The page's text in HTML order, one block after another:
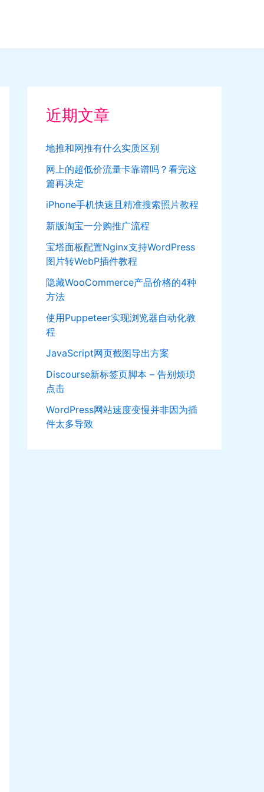
近期文章
地推和网推有什么实质区别
网上的超低价流量卡靠谱吗？看完这
篇再决定
iPhone手机快速且精准搜索照片教程
新版淘宝一分购推广流程
宝塔面板配置Nginx支持WordPress
图片转WebP插件教程
隐藏WooCommerce产品价格的4种
方法
使用Puppeteer实现浏览器自动化教
程
JavaScript网页截图导出方案
Discourse新标签页脚本 – 告别烦琐
点击
WordPress网站速度变慢并非因为插
件太多导致